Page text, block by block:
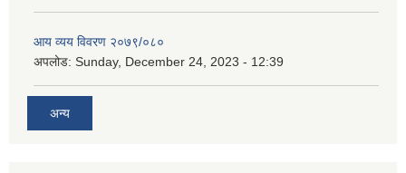
आय व्यय विवरण २०७९/०८०
अपलोड: Sunday, December 24, 2023 - 12:39
अन्य